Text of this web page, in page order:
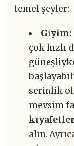
temel şeyler:
Giyim:
çok hızlı
serinlik
mevsim
kıyafetler
alın.